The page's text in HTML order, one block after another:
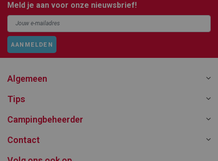
Meld je aan voor onze nieuwsbrief!
AANMELDEN
Algemeen
Tips
Campingbeheerder
Contact